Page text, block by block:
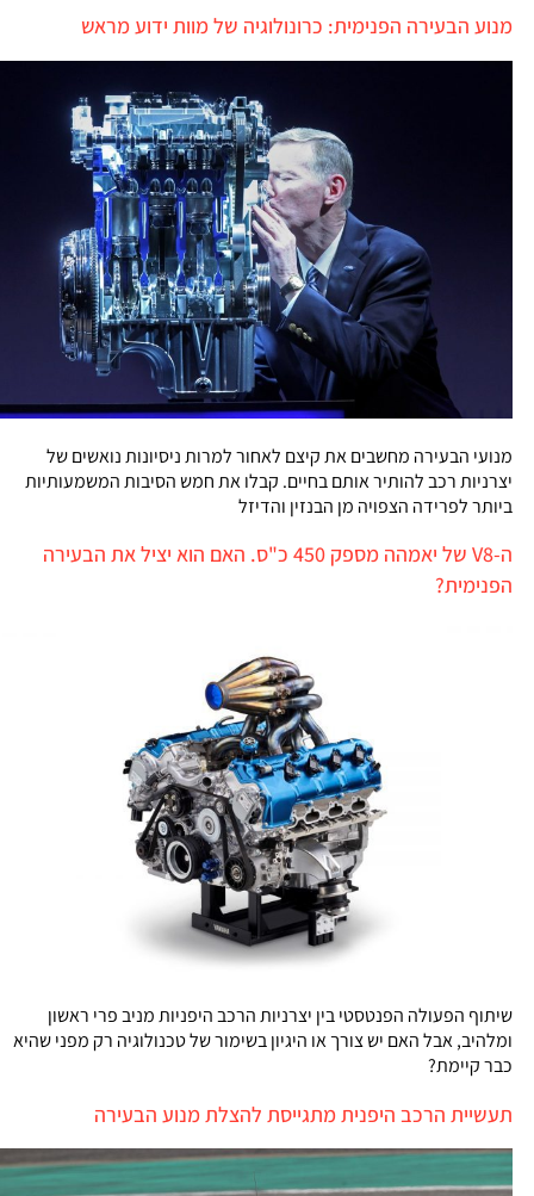
מנוע הבעירה הפנימית: כרונולוגיה של מוות ידוע מראש
מנועי הבעירה מחשבים את קיצם לאחור למרות ניסיונות נואשים של
יצרניות רכב להותיר אותם בחיים. קבלו את חמש הסיבות המשמעותיות
ביותר לפרידה הצפויה מן הבנזין והדיזל
ה-V8 של יאמהה מספק 450 כ"ס. האם הוא יציל את הבעירה
הפנימית?
שיתוף הפעולה הפנטסטי בין יצרניות הרכב היפניות מניב פרי ראשון
ומלהיב, אבל האם יש צורך או היגיון בשימור של טכנולוגיה רק מפני שהיא
כבר קיימת?
תעשיית הרכב היפנית מתגייסת להצלת מנוע הבעירה